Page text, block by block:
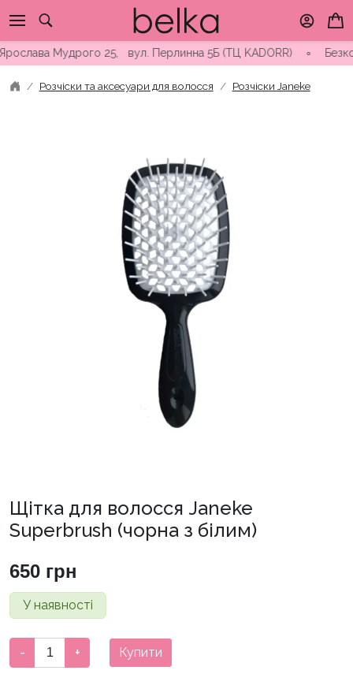
to
contentМудрого 25, вул. Перлинна 5Б (ТЦ KADORR) ∘
Розчіски та аксесуари для волосся Розчіски Janeke
Щітка для волосся Janeke
Superbrush (чорна з білим)
650 грн
У наявності
для
- + Купити